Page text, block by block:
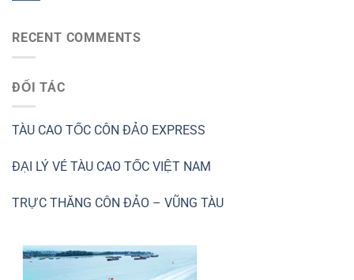
RECENT COMMENTS
ĐỐI TÁC
TÀU CAO TỐC CÔN ĐẢO EXPRESS
ĐẠI LÝ VÉ TÀU CAO TỐC VIỆT NAM
TRỰC THĂNG CÔN ĐẢO – VŨNG TÀU